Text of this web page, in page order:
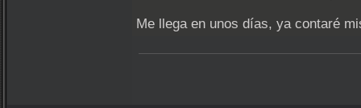
Me llega en unos días, ya contaré